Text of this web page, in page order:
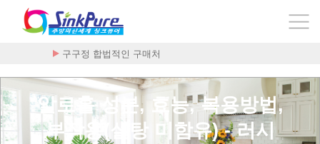
구구정 합법적인 구매처
알로홀 성분, 효능, 복용방법,
부작용(설탕 미함유) - 러시